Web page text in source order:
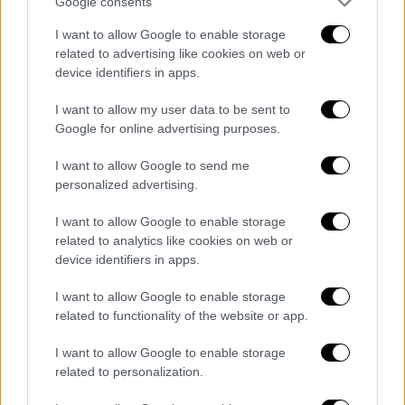
I want to allow Google to enable storage
related to advertising like cookies on web or
device identifiers in apps.
I want to allow my user data to be sent to
Google for online advertising purposes.
I want to allow Google to send me
personalized advertising.
I want to allow Google to enable storage
related to analytics like cookies on web or
device identifiers in apps.
I want to allow Google to enable storage
related to functionality of the website or app.
I want to allow Google to enable storage
related to personalization.
ένα γραφείο τυπικά, αλλά κατασκευάζει
ελληνικούς μικροδορυφόρους. Πλέον,
τμήματα της παγκόσμιας παραγωγής
κατασκευάζονται στη χώρα μας από την
εταιρεία που είναι ηγέτης στο χώρο της
διαστημικής τεχνολογίας. Εξαιρετικά
σημαντικό είναι το γεγονός ότι μέσω του
Ελληνικού Προγράμματος Μικροδορυφόρων,
Έλληνες επιστήμονες έχουν επιστρέψει και
απασχολούνται στο οικοσύστημα. Η Γενική
Γραμματεία Τηλεπικοινωνιών και
Ταχυδρομείων και το ΕΛΚΕΔ (Ελληνικό
Κέντρο Διαστήματος) με τη συμβολή της
ESA (European Space Agency) δημιουργεί τις
συνθήκες, ώστε η Ελλάδα αποκτά τη δική
της δύναμη στο διάστημα. Και είναι πολύ
σημαντικό να δούμε τις λύσεις σε